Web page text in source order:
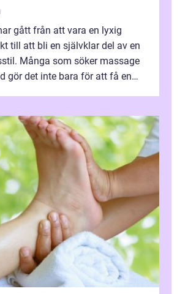
gått från att vara en lyxig
till att bli en självklar del av en
Många som söker massage
gör det inte bara för att få en